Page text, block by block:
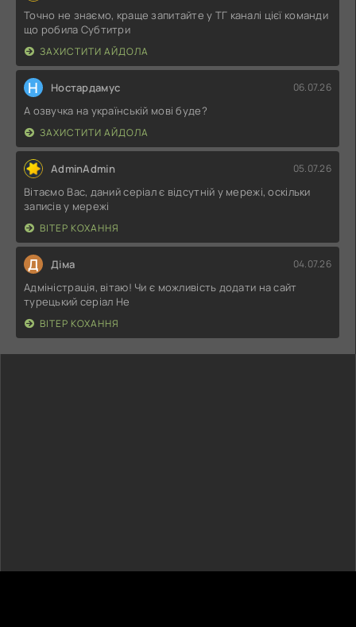
Точно не знаємо, краще запитайте у ТГ каналі цієї команди
що робила Субтитри
ЗАХИСТИТИ АЙДОЛА
Н Ностардамус 06.07.26
А озвучка на українській мові буде?
ЗАХИСТИТИ АЙДОЛА
AdminAdmin 05.07.26
Вітаємо Вас, даний серіал є відсутній у мережі, оскільки
записів у мережі
ВІТЕР КОХАННЯ
Д Діма 04.07.26
Адміністрація, вітаю! Чи є можливість додати на сайт
турецький серіал Не
ВІТЕР КОХАННЯ